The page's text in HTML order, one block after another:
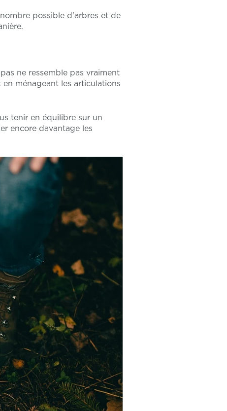
possible d'arbres et de
ne ressemble pas vraiment
ménageant les articulations
tenir en équilibre sur un
encore davantage les